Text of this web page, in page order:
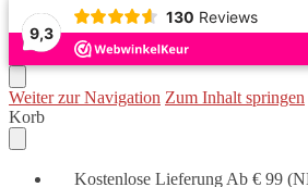
9,3
130 Reviews
Weiter zur Navigation Zum Inhalt springen
Korb
Kostenlose Lieferung Ab € 99